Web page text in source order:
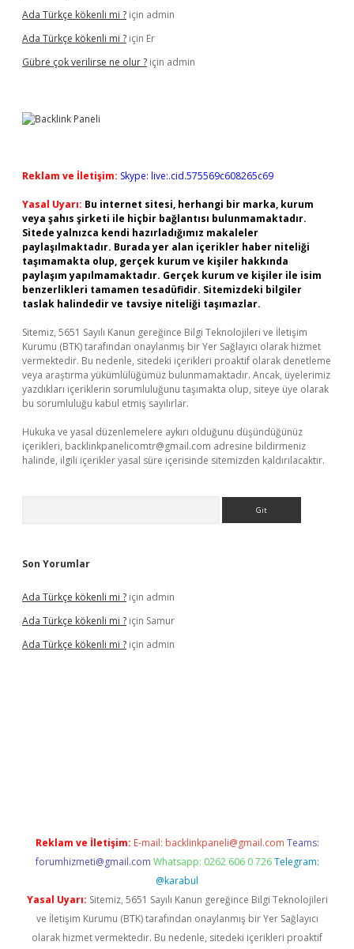
Ada Türkçe kökenli mi ? için admin
Ada Türkçe kökenli mi ? için Er
Gübre çok verilirse ne olur ? için admin
Reklam ve İletişim: Skype: live:.cid.575569c608265c69
Yasal Uyarı: Bu internet sitesi, herhangi bir marka, kurum
veya şahıs şirketi ile hiçbir bağlantısı bulunmamaktadır.
Sitede yalnızca kendi hazırladığımız makaleler
paylaşılmaktadır. Burada yer alan içerikler haber niteliği
taşımamakta olup, gerçek kurum ve kişiler hakkında
paylaşım yapılmamaktadır. Gerçek kurum ve kişiler ile isim
benzerlikleri tamamen tesadüfidir. Sitemizdeki bilgiler
taslak halindedir ve tavsiye niteliği taşımazlar.
Sitemiz, 5651 Sayılı Kanun gereğince Bilgi Teknolojileri ve İletişim
Kurumu (BTK) tarafından onaylanmış bir Yer Sağlayıcı olarak hizmet
vermektedir. Bu nedenle, sitedeki içerikleri proaktif olarak denetleme
veya araştırma yükümlülüğümüz bulunmamaktadır. Ancak, üyelerimiz
yazdıkları içeriklerin sorumluluğunu taşımakta olup, siteye üye olarak
bu sorumluluğu kabul etmiş sayılırlar.
Hukuka ve yasal düzenlemelere aykırı olduğunu düşündüğünüz
içerikleri, backlinkpanelicomtr@gmail.com adresine bildirmeniz
halinde, ilgili içerikler yasal süre içerisinde sitemizden kaldırılacaktır.
Son Yorumlar
Ada Türkçe kökenli mi ? için admin
Ada Türkçe kökenli mi ? için Samur
Ada Türkçe kökenli mi ? için admin
Reklam ve İletişim: E-mail: backlinkpaneli@gmail.com Teams:
forumhizmeti@gmail.com Whatsapp: 0262 606 0 726 Telegram:
@karabul
Yasal Uyarı: Sitemiz, 5651 Sayılı Kanun gereğince Bilgi Teknolojileri
ve İletişim Kurumu (BTK) tarafından onaylanmış bir Yer Sağlayıcı
olarak hizmet vermektedir. Bu nedenle, sitedeki içerikleri proaktif